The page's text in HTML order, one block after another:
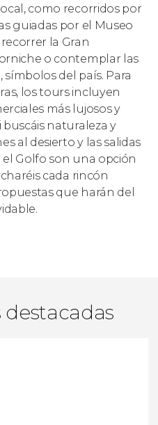
como recorridos por
guiadas por el Museo
la Gran
o contemplar las
símbolos del país. Para
los tours incluyen
más lujosos y
buscáis naturaleza y
al desierto y las salidas
Golfo son una opción
cada rincón
que harán del